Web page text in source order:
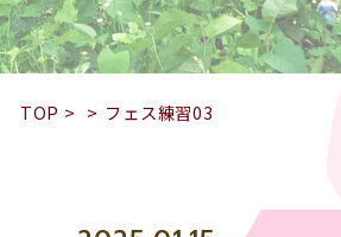
TOP > > フェス練習03